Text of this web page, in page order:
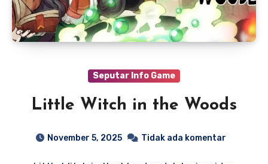
Seputar Info Game
Little Witch in the Woods
November 5, 2025 Tidak ada komentar